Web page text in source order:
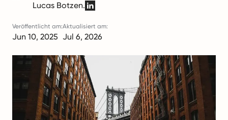
Lucas Botzen.
Veröffentlicht am:
Jun 10, 2025
Aktualisiert am:
Jul 6, 2026